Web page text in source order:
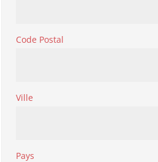
Code Postal
Ville
Pays